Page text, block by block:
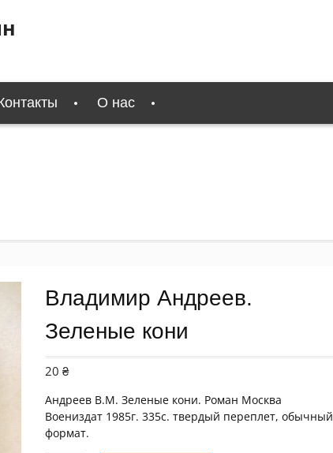
О нас
Владимир Андреев.
Зеленые кони
20₴
Андреев В.М. Зеленые кони. Роман Москва
Воениздат 1985г. 335с. твердый переплет, обычный
формат.